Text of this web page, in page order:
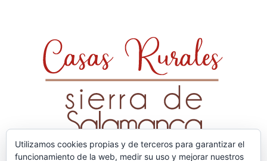
Utilizamos cookies propias y de terceros para garantizar el
funcionamiento de la web, medir su uso y mejorar nuestros